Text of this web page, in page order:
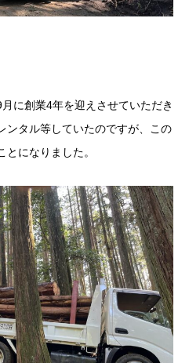
に創業4年を迎えさせていただき
ンタル等していたのですが、この
になりました。